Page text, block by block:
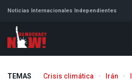
Noticias Internacionales Independientes
TEMAS Crisis climática Irán